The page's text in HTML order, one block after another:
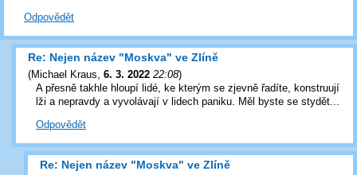
Odpovědět
Re: Nejen název "Moskva" ve Zlíně
(Michael Kraus 6. 3. 2022 22:08)
A přesně takhle hloupí lidé, ke kterým se zjevně řadíte, konstruují
lži a nepravdy a vyvolávají v lidech paniku. Měl byste se stydět...
Odpovědět
Re: Nejen název "Moskva" ve Zlíně